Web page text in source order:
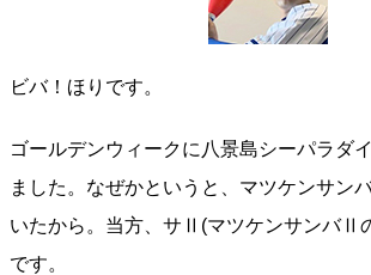
ビバ！ほりです。
ゴールデンウィークに八景島シーパラダ
ました。なぜかというと、マツケンサン
いたから。当方、サⅡ(マツケンサンバⅡ
です。